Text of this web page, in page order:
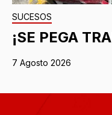
SUCESOS
¡SE PEGA
7 Agosto 2026